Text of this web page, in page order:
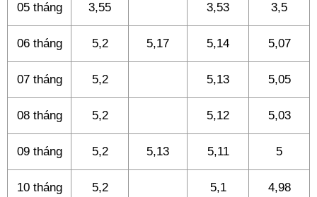
05 tháng 3,55 3,53 3,5
06 tháng 5,2 5,17 5,14 5,07
07 tháng 5,2 5,13 5,05
08 tháng 5,2 5,12 5,03
09 tháng 5,2 5,13 5,11 5
10 tháng 5,2 5,1 4,98